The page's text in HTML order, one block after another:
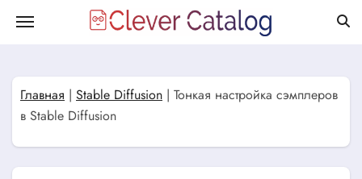
Главная | Stable Diffusion | Тонкая настройка сэмплеров
в Stable Diffusion